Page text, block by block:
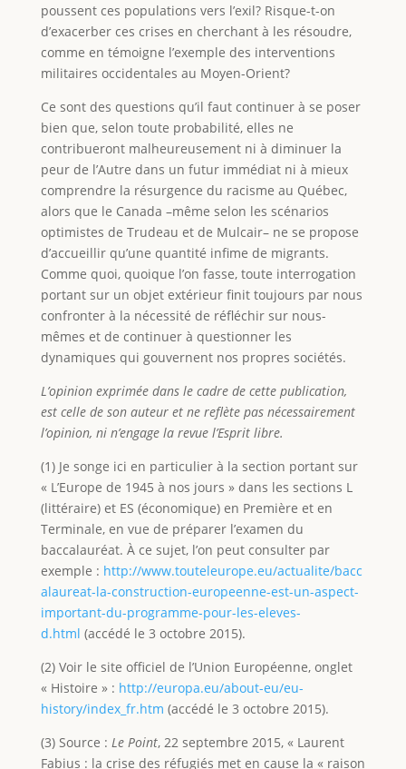
poussent ces populations vers l’exil? Risque-t-on
d’exacerber ces crises en cherchant à les résoudre,
comme en témoigne l’exemple des interventions
militaires occidentales au Moyen-Orient?
Ce sont des questions qu’il faut continuer à se poser
bien que, selon toute probabilité, elles ne
contribueront malheureusement ni à diminuer la
peur de l’Autre dans un futur immédiat ni à mieux
comprendre la résurgence du racisme au Québec,
alors que le Canada –même selon les scénarios
optimistes de Trudeau et de Mulcair– ne se propose
d’accueillir qu’une quantité infime de migrants.
Comme quoi, quoique l’on fasse, toute interrogation
portant sur un objet extérieur finit toujours par nous
confronter à la nécessité de réfléchir sur nous-
mêmes et de continuer à questionner les
dynamiques qui gouvernent nos propres sociétés.
L’opinion exprimée dans le cadre de cette publication,
est celle de son auteur et ne reflète pas nécessairement
l’opinion, ni n’engage la revue l’Esprit libre.
(1) Je songe ici en particulier à la section portant sur
« L’Europe de 1945 à nos jours » dans les sections L
(littéraire) et ES (économique) en Première et en
Terminale, en vue de préparer l’examen du
baccalauréat. À ce sujet, l’on peut consulter par
exemple : http://www.touteleurope.eu/actualite/bacc
alaureat-la-construction-europeenne-est-un-aspect-
important-du-programme-pour-les-eleves-
d.html (accédé le 3 octobre 2015).
(2) Voir le site officiel de l’Union Européenne, onglet
« Histoire » : http://europa.eu/about-eu/eu-
history/index_fr.htm (accédé le 3 octobre 2015).
(3) Source : Le Point, 22 septembre 2015, « Laurent
Fabius : la crise des réfugiés met en cause la « raison